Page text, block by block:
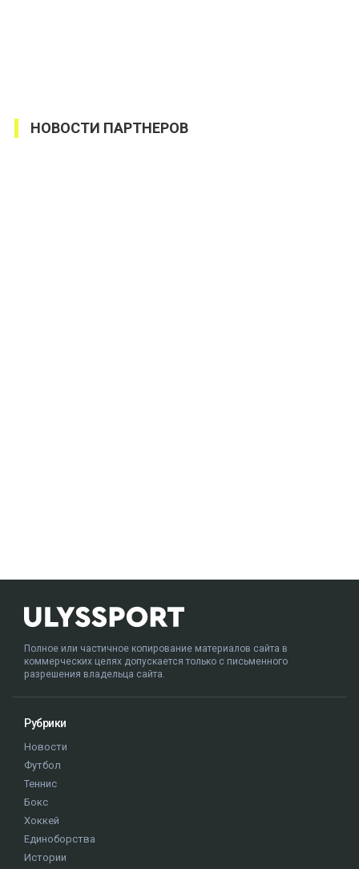
НОВОСТИ ПАРТНЕРОВ
Полное или частичное копирование материалов сайта в
коммерческих целях допускается только с письменного
разрешения владельца сайта.
Рубрики
Новости
Футбол
Теннис
Бокс
Хоккей
Единоборства
Истории